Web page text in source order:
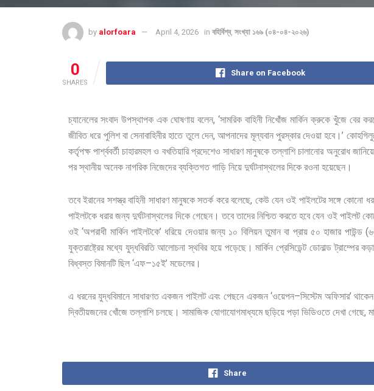
by alorfoara April 4, 2026 in বহির্বিশ্ব, সংখ্যা ১৬৯ (০৪-০৪-২০২৬)
0
SHARES
Share on Facebook
চ্যানেলের সংবাদ উপস্থাপক এক ঘোষণায় বলেন, ‘সামরিক বাহিনী নিখোঁজ মার্কিন ক্রুকে খুঁজে বের
জীবিত ধরে পুলিশ বা সেনাবাহিনীর হাতে তুলে দেন,আপনাদের মূল্যবান পুরস্কার দেওয়া হবে।’
কর্তৃপক্ষ পার্শ্ববর্তী চাহারমহল ও বখতিয়ারি প্রদেশেও সাধারণ মানুষকে তল্লাশি চালানোর অনুরোধ
পর স্থানীয় অনেক নাগরিক নিজেদের ব্যক্তিগত গাড়ি নিয়ে দুর্ঘটনাস্থলের দিকে রওনা হয়েছেন।
তবে ইরানের সশস্ত্র বাহিনী সাধারণ মানুষকে সতর্ক করে বলেছে, কেউ যেন ওই পাইলটের সঙ্গে কোনো
পাইলটকে ধরার জন্য দুর্ঘটনাস্থলের দিকে গেছেন। তবে তাদের নিশ্চিত করতে হবে যেন ওই পাইলট
ওই ‘অপরাধী মার্কিন পাইলটকে’ ধরিয়ে দেওয়ার জন্য ১০ বিলিয়ন তুমান বা প্রায় ৫০ হাজার পাউন্ড(
যুক্তরাষ্ট্রের মধ্যে যুদ্ধবিরতি আলোচনা স্থবির হয়ে পড়েছে। মার্কিন প্রেসিডেন্ট ডোনাল্ড ট্রাম্পের কড়া
বিধ্বস্ত বিমানটি ছিল ‘এফ–১৫ই’ মডেলের।
এ ধরনের যুদ্ধবিমানে সাধারণত একজন পাইলট এবং পেছনে একজন‘ওয়েপন–সিস্টেম অফিসার’
দ্বিতীয়জনের খোঁজে তল্লাশি চলছে। সামাজিক যোগাযোগমাধ্যমে ছড়িয়ে পড়া ভিডিওতে দেখা গেছে,
Share